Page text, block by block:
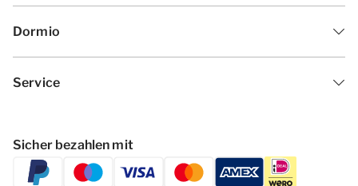
Dormio
Service
Sicher bezahlen mit